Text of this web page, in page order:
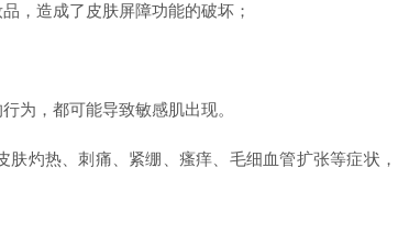
，造成了皮肤屏障功能的破坏；
为，都可能导致敏感肌出现。
灼热、刺痛、紧绷、瘙痒、毛细血管扩张等症状，